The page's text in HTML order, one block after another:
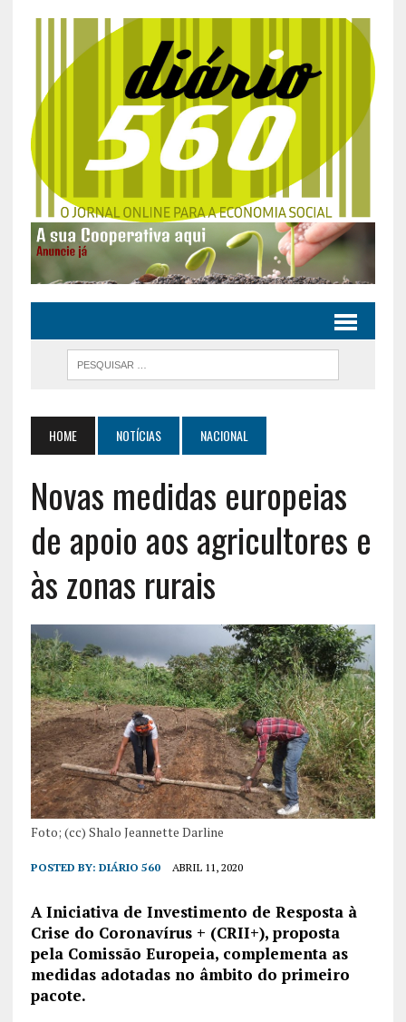
HOME NOTÍCIAS NACIONAL
Novas medidas europeias
de apoio aos agricultores e
às zonas rurais
Foto; (cc) Shalo Jeannette Darline
POSTED BY: DIÁRIO 560 ABRIL 11, 2020
A Iniciativa de Investimento de Resposta à
Crise do Coronavírus + (CRII+), proposta
pela Comissão Europeia, complementa as
medidas adotadas no âmbito do primeiro
pacote.